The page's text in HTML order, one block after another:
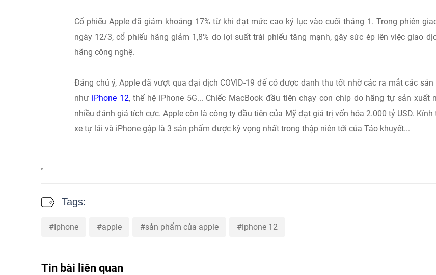
Cổ phiếu Apple đã giảm khoảng 17% từ khi đạt mức cao kỷ lục vào cuối tháng 1. Trong phiên
ngày 12/3, cổ phiếu hãng giảm 1,8% do lợi suất trái phiếu tăng mạnh, gây sức ép lên việc giao
hãng công nghệ.
Đáng chú ý, Apple đã vượt qua đại dịch COVID-19 để có được danh thu tốt nhờ các ra mắt các sản
như iPhone 12, thế hệ iPhone 5G... Chiếc MacBook đầu tiên chạy con chip do hãng tự sản xuất
nhiều đánh giá tích cực. Apple còn là công ty đầu tiên của Mỹ đạt giá trị vốn hóa 2.000 tỷ USD. Kính
xe tự lái và iPhone gập là 3 sản phẩm được kỳ vọng nhất trong thập niên tới của Táo khuyết...
Tags:
Iphone apple sản phẩm của apple iphone 12
Tin bài liên quan